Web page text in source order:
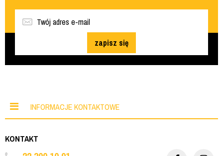
zapisz się
INFORMACJE KONTAKTOWE
KONTAKT